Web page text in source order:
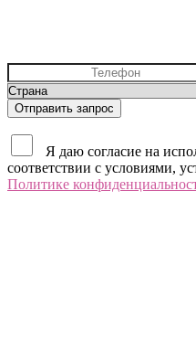
Отправить запрос
Я даю согласие на
соответствии с условиями,
Политике